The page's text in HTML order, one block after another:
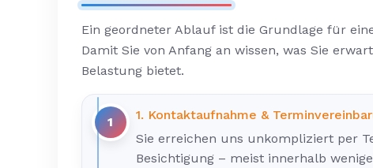
Ein geordneter Ablauf ist die Grundlage für
Damit Sie von Anfang an wissen, was Sie
Belastung bietet.
1
1. Kontaktaufnahme &
Sie erreichen uns unkompliziert per
Besichtigung – meist innerhalb